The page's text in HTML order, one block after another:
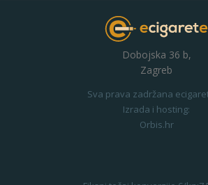
Dobojska 36 b,
Zagreb
Sva prava zadržana
Izrada i hosting:
Orbis.hr